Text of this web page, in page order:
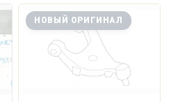
НОВЫЙ ОРИГИНАЛ